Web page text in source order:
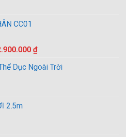
CC01
₫.
₫Giá
tại
Dục Ngoài Trời
2.5m